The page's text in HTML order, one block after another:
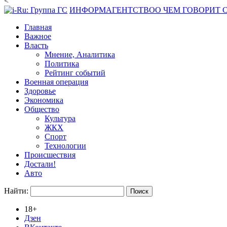
ИНФОРМАГЕНТСТВОО ЧЕМ ГОВОРИТ
Главная
Важное
Власть
Мнение, Аналитика
Политика
Рейтинг событий
Военная операция
Здоровье
Экономика
Общество
Культура
ЖКХ
Спорт
Технологии
Происшествия
Достали!
Авто
Найти:
18+
Дзен